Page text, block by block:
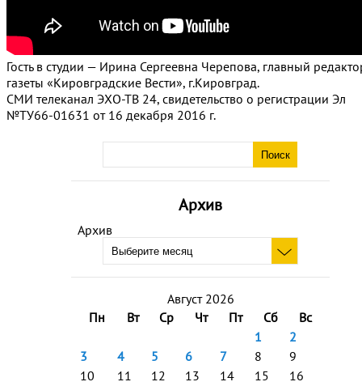
Архив
Архив
Август 2026
Пн
Вт Ср Чт Пт Сб
Вс
1
2
3
4 5 6 7 8
9
10
11 12 13 14 15
16
Гость в студии — Ирина Сергеевна Черепова, главный
газеты «Кировградские Вести», г.Кировград.
СМИ телеканал ЭХО-ТВ 24, свидетельство о регистрации Эл
№ТУ66-01631 от 16 декабря 2016 г.